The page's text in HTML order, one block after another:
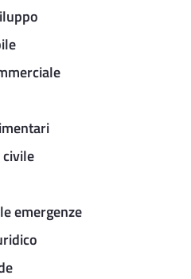
emergenze